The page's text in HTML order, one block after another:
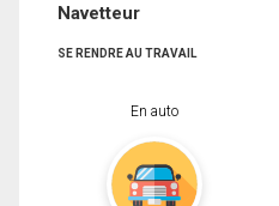
Navetteur
SE RENDRE AU TRAVAIL
En auto